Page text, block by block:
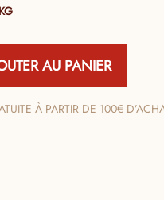
AU PANIER
À PARTIR DE 100€